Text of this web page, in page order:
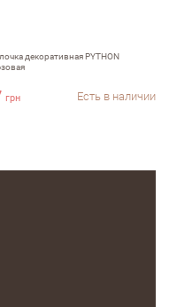
декоративная PYTHON
грн Есть в наличии